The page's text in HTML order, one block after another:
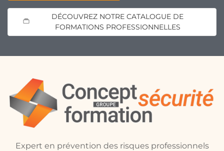
DÉCOUVREZ NOTRE CATALOGUE DE
FORMATIONS PROFESSIONNELLES
Expert en prévention des risques professionnels